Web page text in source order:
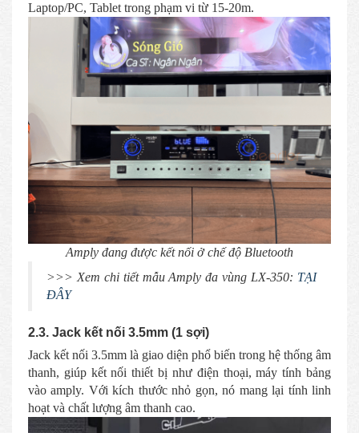
Laptop/PC, Tablet trong phạm vi từ 15-20m.
Amply đang được kết nối ở chế độ Bluetooth
>>> Xem chi tiết mẫu Amply đa vùng LX-350: TẠI
ĐÂY
2.3. Jack kết nối 3.5mm (1 sợi)
Jack kết nối 3.5mm là giao diện phổ biến trong hệ thống âm
thanh, giúp kết nối thiết bị như điện thoại, máy tính bảng
vào amply. Với kích thước nhỏ gọn, nó mang lại tính linh
hoạt và chất lượng âm thanh cao.